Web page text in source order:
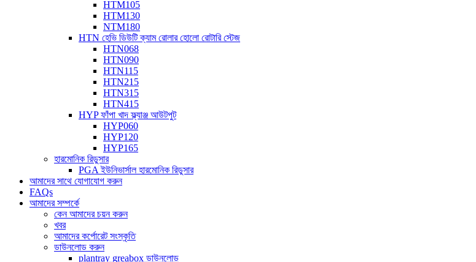
HTM105
HTM130
NTM180
HTN হেভি ডিউটি ​​ক্যাম রোলার হোলো রোটারি স্টেজ
HTN068
HTN090
HTN115
HTN215
HTN315
HTN415
HYP ফাঁপা খাদ ফ্ল্যাঞ্জ আউটপুট
HYP060
HYP120
HYP165
হারমোনিক রিডুসার
PGA ইউনিভার্সাল হারমোনিক রিডুসার
আমাদের সাথে যোগাযোগ করুন
FAQs
আমাদের সম্পর্কে
কেন আমাদের চয়ন করুন
খবর
আমাদের কর্পোরেট সংস্কৃতি
ডাউনলোড করুন
plantray greabox ডাউনলোড